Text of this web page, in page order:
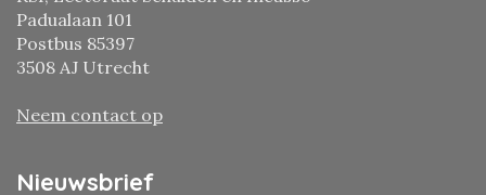
Padualaan 101
Postbus 85397
3508 AJ Utrecht
Neem contact op
Nieuwsbrief